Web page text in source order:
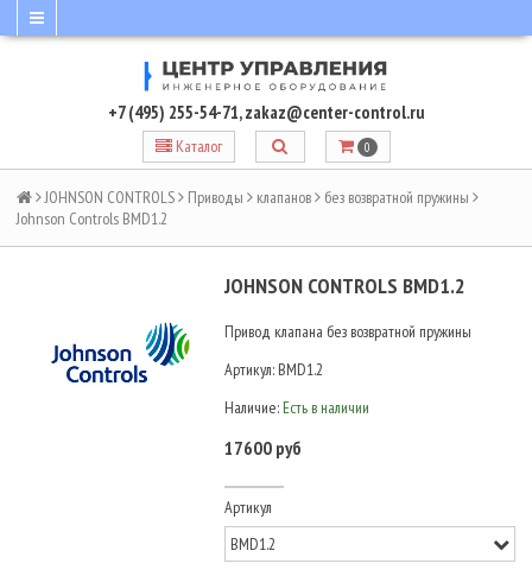
+7 (495) 255-54-71,zakaz@center-control.ru
Каталог 0
JOHNSON CONTROLS Приводы клапанов
без возвратной пружины
Johnson Controls BMD1.2
JOHNSON CONTROLS BMD1.2
Привод клапана без возвратной пружины
Артикул: BMD1.2
Наличие: Есть в наличии
17600 руб
Артикул